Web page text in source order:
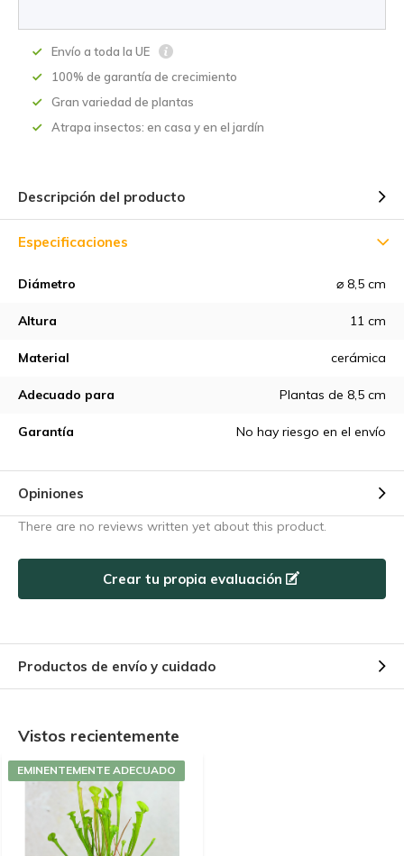
Envío a toda la UE
100% de garantía de crecimiento
Gran variedad de plantas
Atrapa insectos: en casa y en el jardín
Descripción del producto
Especificaciones
Diámetro ⌀ 8,5 cm
Altura 11 cm
Material cerámica
Adecuado para Plantas de 8,5 cm
Garantía No hay riesgo en el envío
Opiniones
There are no reviews written yet about this product.
Crear tu propia evaluación
Productos de envío y cuidado
Vistos recientemente
EMINENTEMENTE ADECUADO